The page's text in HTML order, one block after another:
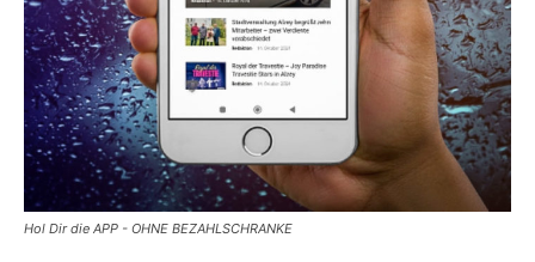
Hol Dir die APP - OHNE BEZAHLSCHRANKE